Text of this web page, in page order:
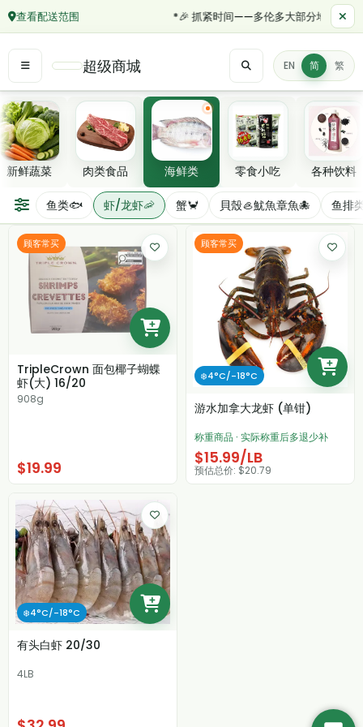
查看配送范围 *🎉 抓紧时间——多伦多大部分地区订单
超级商城 EN 简 繁
精选分类
新鲜蔬菜 肉类食品 海鲜类 零食小吃 各种饮料
虾/龙虾🦐
筛选/排序
鱼类🐟 虾/龙虾🦐 蟹🦀️ 貝殼🦪魷魚章魚🐙 鱼排
顾客常买
TripleCrown 面包椰子蝴蝶
虾(大) 16/20
908g
$19.99
顾客常买
❄️4°C/-18°C
游水加拿大龙虾 (单钳)
称重商品 · 实际称重后多退少补
$15.99/LB
预估总价: $20.79
❄️4°C/-18°C
有头白虾 20/30
4LB